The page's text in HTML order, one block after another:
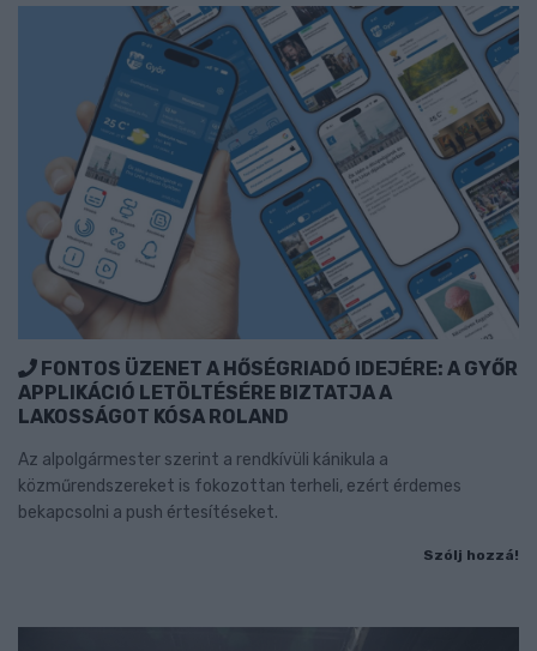
FONTOS ÜZENET A HŐSÉGRIADÓ IDEJÉRE: A GYŐR
APPLIKÁCIÓ LETÖLTÉSÉRE BIZTATJA A
LAKOSSÁGOT KÓSA ROLAND
Az alpolgármester szerint a rendkívüli kánikula a
közműrendszereket is fokozottan terheli, ezért érdemes
bekapcsolni a push értesítéseket.
Szólj hozzá!